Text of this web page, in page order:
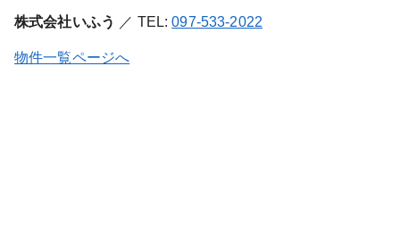
株式会社いふう ／ TEL:097-533-2022
物件一覧ページへ